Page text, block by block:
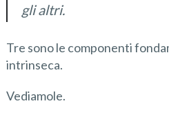
gli altri.
Tre sono le componenti
intrinseca.
Vediamole.